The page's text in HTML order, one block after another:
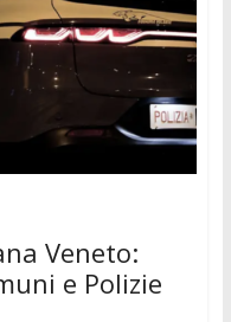
Veneto:
e Polizie